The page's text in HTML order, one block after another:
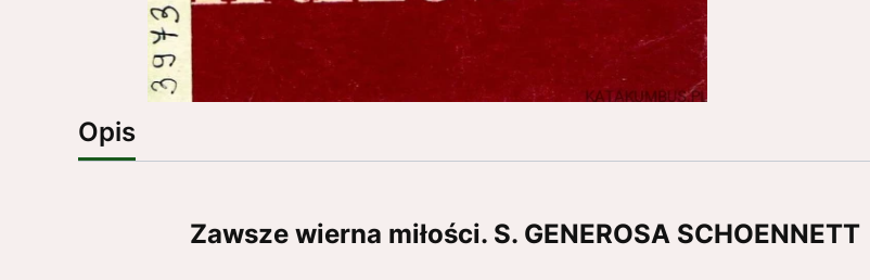
Opis
Zawsze wierna miłości. S. GENEROSA SCHOENNETT